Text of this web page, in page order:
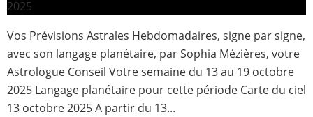
Vos Prévisions Astrales Hebdomadaires, signe par signe,
avec son langage planétaire, par Sophia Mézières, votre
Astrologue Conseil Votre semaine du 13 au 19 octobre
2025 Langage planétaire pour cette période Carte du ciel
13 octobre 2025 A partir du 13...